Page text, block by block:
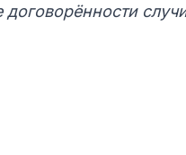
договорённости